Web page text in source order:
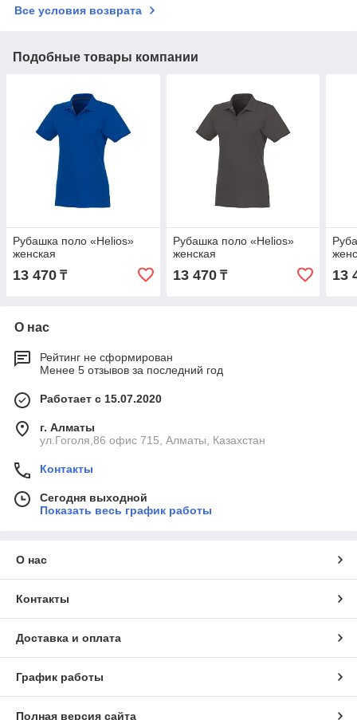
Все условия возврата
Подобные товары компании
Рубашка поло «Helios»
женская
13 470 ₸
Рубашка поло «Helios»
женская
13 470₸ 13
О нас
Рейтинг не сформирован
Менее 5 отзывов за последний год
Работает с 15.07.2020
г. Алматы
ул.Гоголя,86 офис 715, Алматы, Казахстан
Контакты
Сегодня выходной
Показать весь график работы
О нас
Контакты
Доставка и оплата
График работы
Полная версия сайта